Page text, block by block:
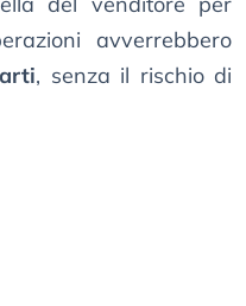
avverrebbero
, senza il rischio di